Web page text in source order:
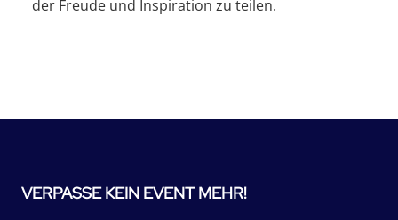
der Freude und Inspiration zu teilen.
VERPASSE KEIN EVENT MEHR!